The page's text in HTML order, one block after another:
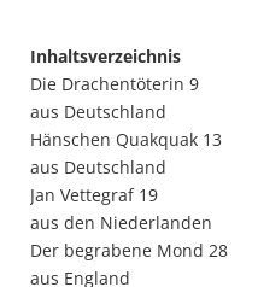
Inhaltsverzeichnis
Die Drachentöterin 9
aus Deutschland
Hänschen Quakquak 13
aus Deutschland
Jan Vettegraf 19
aus den Niederlanden
Der begrabene Mond 28
aus England